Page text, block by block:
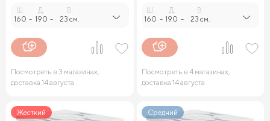
160 -
Д.
190 -
В.
23 см.
Посмотреть в 3 магазинах,
доставка 14 августа
160 -
Д.
190 -
В.
23 см.
Посмотреть в 4 магазинах,
доставка 14 августа
Жесткий
Средний